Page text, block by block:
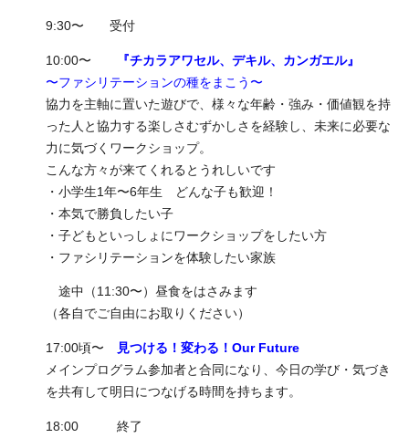
9:30〜 受付
10:00〜
『チカラアワセル、デキル、カンガエル』
〜ファシリテーションの種をまこう〜
協力を主軸に置いた遊びで、様々な年齢・強み・価値観を持
った人と協力する楽しさむずかしさを経験し、未来に必要な
力に気づくワークショップ。
こんな方々が来てくれるとうれしいです
・小学生1年〜6年生 どんな子も歓迎！
・本気で勝負したい子
・子どもといっしょにワークショップをしたい方
・ファシリテーションを体験したい家族
途中（11:30〜）昼食をはさみます
（各自でご自由にお取りください）
17:00頃〜
見つける！変わる！Our Future
メインプログラム参加者と合同になり、今日の学び・気づき
を共有して明日につなげる時間を持ちます。
18:00 終了